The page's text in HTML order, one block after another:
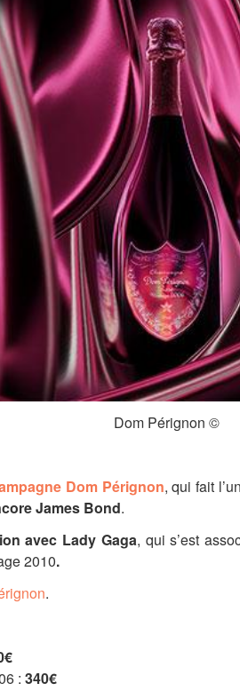
Dom Pérignon ©
Dom Pérignon, qui fait
James Bond.
avec Lady Gaga, qui s’est
2010.
.
: 340€